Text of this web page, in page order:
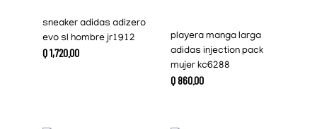
sneaker adidas adizero
evo sl hombre jr1912
Q1,720.00
playera manga larga
adidas injection pack
mujer kc6288
Q860.00